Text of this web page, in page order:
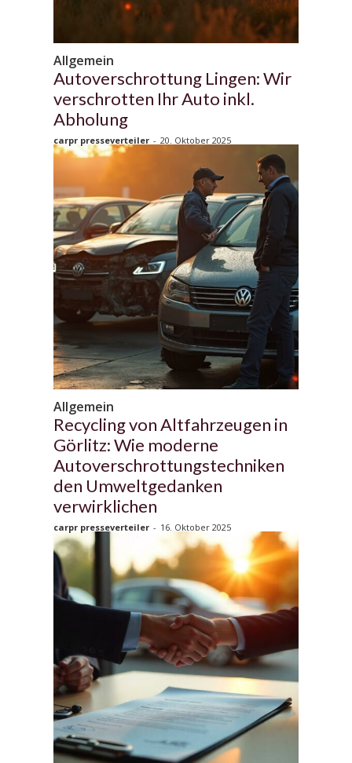
Allgemein
Autoverschrottung Lingen: Wir
verschrotten Ihr Auto inkl.
Abholung
carpr presseverteiler - 20. Oktober 2025
Allgemein
Recycling von Altfahrzeugen in
Görlitz: Wie moderne
Autoverschrottungstechniken
den Umweltgedanken
verwirklichen
carpr presseverteiler - 16. Oktober 2025